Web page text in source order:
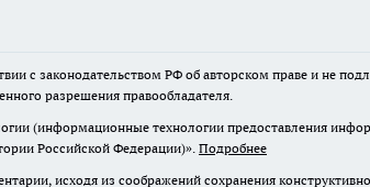
с законодательством РФ об авторском праве и не
разрешения правообладателя.
(информационные технологии предоставления
Российской Федерации)». Подробнее
исходя из соображений сохранения